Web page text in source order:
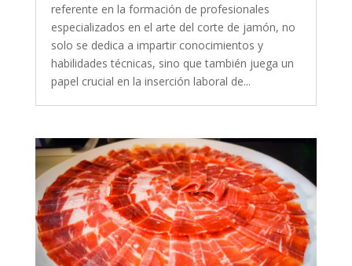
referente en la formación de profesionales
especializados en el arte del corte de jamón, no
solo se dedica a impartir conocimientos y
habilidades técnicas, sino que también juega un
papel crucial en la inserción laboral de...